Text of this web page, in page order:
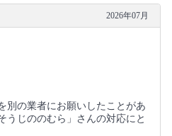
2026年07月
別の業者にお願いしたことがあ
うじののむら」さんの対応にと